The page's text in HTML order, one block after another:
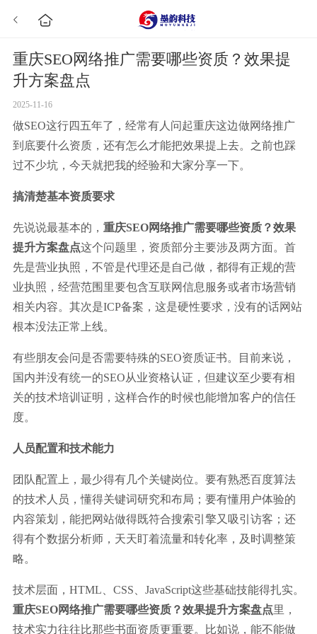
重庆SEO网络推广需要哪些资质？效果提
升方案盘点
2025-11-16
做SEO这行四五年了，经常有人问起重庆这边做网络推广
到底要什么资质，还有怎么才能把效果提上去。之前也踩
过不少坑，今天就把我的经验和大家分享一下。
搞清楚基本资质要求
先说说最基本的， 重庆SEO网络推广需要哪些资质？效果
提升方案盘点这个问题里，资质部分主要涉及两方面。首
先是营业执照，不管是代理还是自己做，都得有正规的营
业执照，经营范围里要包含互联网信息服务或者市场营销
相关内容。其次是ICP备案，这是硬性要求，没有的话网站
根本没法正常上线。
有些朋友会问是否需要特殊的SEO资质证书。目前来说，
国内并没有统一的SEO从业资格认证，但建议至少要有相
关的技术培训证明，这样合作的时候也能增加客户的信任
度。
人员配置和技术能力
团队配置上，最少得有几个关键岗位。要有熟悉百度算法
的技术人员，懂得关键词研究和布局；要有懂用户体验的
内容策划，能把网站做得既符合搜索引擎又吸引访客；还
得有个数据分析师，天天盯着流量和转化率，及时调整策
略。
技术层面，HTML、CSS、JavaScript这些基础技能得扎实。
重庆SEO网络推广需要哪些资质？效果提升方案盘点里，
技术实力往往比那些书面资质更重要。比如说，能不能做